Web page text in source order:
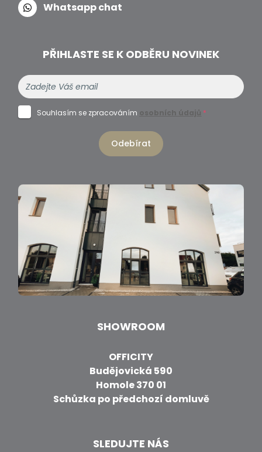
Whatsapp chat
PŘIHLASTE SE K ODBĚRU NOVINEK
Souhlasím se zpracováním osobních údajů *
Odebírat
SHOWROOM
OFFICITY
Budějovická 590
Homole 370 01
Schůzka po předchozí domluvě
SLEDUJTE NÁS